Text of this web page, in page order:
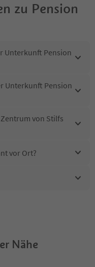
zu Pension
Unterkunft Pension
Unterkunft Pension
von Stilfs
vor Ort?
Panorama
Nähe